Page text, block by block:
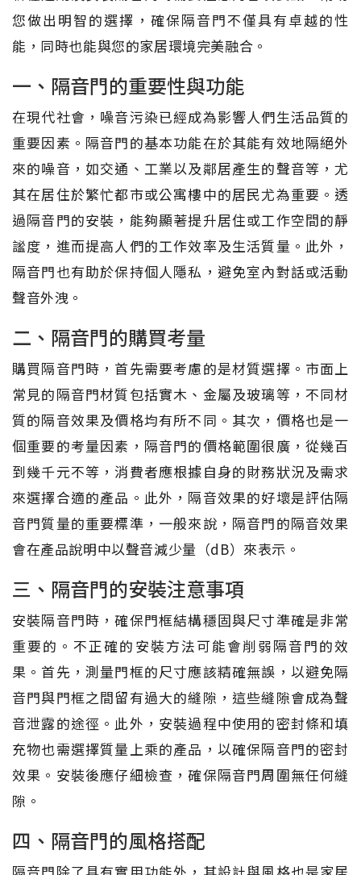
您做出明智的選擇，確保隔音門不僅具有卓越的性
能，同時也能與您的家居環境完美融合。
一、隔音門的重要性與功能
在現代社會，噪音污染已經成為影響人們生活品質的
重要因素。隔音門的基本功能在於其能有效地隔絕外
來的噪音，如交通、工業以及鄰居產生的聲音等，尤
其在居住於繁忙都市或公寓樓中的居民尤為重要。透
過隔音門的安裝，能夠顯著提升居住或工作空間的靜
謐度，進而提高人們的工作效率及生活質量。此外，
隔音門也有助於保持個人隱私，避免室內對話或活動
聲音外洩。
二、隔音門的購買考量
購買隔音門時，首先需要考慮的是材質選擇。市面上
常見的隔音門材質包括實木、金屬及玻璃等，不同材
質的隔音效果及價格均有所不同。其次，價格也是一
個重要的考量因素，隔音門的價格範圍很廣，從幾百
到幾千元不等，消費者應根據自身的財務狀況及需求
來選擇合適的產品。此外，隔音效果的好壞是評估隔
音門質量的重要標準，一般來說，隔音門的隔音效果
會在產品說明中以聲音減少量（dB）來表示。
三、隔音門的安裝注意事項
安裝隔音門時，確保門框結構穩固與尺寸準確是非常
重要的。不正確的安裝方法可能會削弱隔音門的效
果。首先，測量門框的尺寸應該精確無誤，以避免隔
音門與門框之間留有過大的縫隙，這些縫隙會成為聲
音泄露的途徑。此外，安裝過程中使用的密封條和填
充物也需選擇質量上乘的產品，以確保隔音門的密封
效果。安裝後應仔細檢查，確保隔音門周圍無任何縫
隙。
四、隔音門的風格搭配
隔音門除了具有實用功能外，其設計與風格也是家居